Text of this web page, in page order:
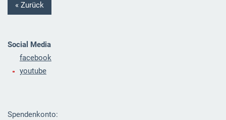
« Zurück
Social Media
facebook
youtube
Spendenkonto: